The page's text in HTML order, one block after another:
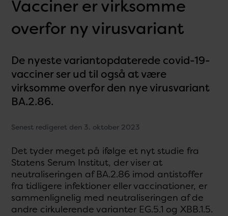
Vacciner er virksomme
overfor ny virusvariant
De nyeste variantopdaterede covid-19-
vacciner ser ud til også at være
virksomme overfor den nye virusvariant
BA.2.86.
Senest redigeret den 3. oktober 2023
Det tyder meget på ifølge et nyt studie fra
Statens Serum Institut, der viser at
neutraliseringen af BA.2.86 imod antistoffer
fra tidligere infektioner eller vaccinationer, er
sammenlignelig med neutraliseringen af de
andre cirkulerende varianter EG.5.1 og XBB.1.5.